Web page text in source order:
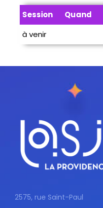
Session Quand
à venir
2575, rue Saint-Paul